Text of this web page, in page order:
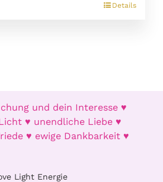
Details
und dein Interesse ♥
♥ unendliche Liebe ♥
♥ ewige Dankbarkeit ♥
Light Energie